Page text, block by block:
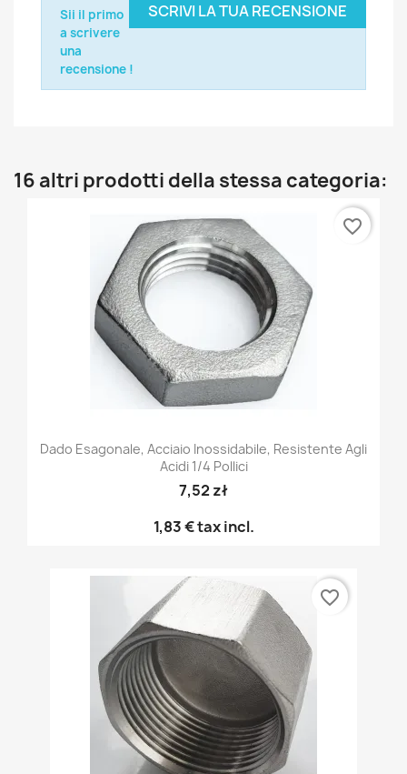
SCRIVI LA TUA RECENSIONE
Sii il primo
a scrivere
una
recensione !
16 altri prodotti della stessa categoria:
Dado Esagonale, Acciaio Inossidabile, Resistente Agli
Acidi 1/4 Pollici
7,52 zł
1,83 €tax incl.
favorite_border
favorite_border